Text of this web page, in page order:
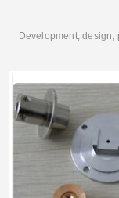
Development,